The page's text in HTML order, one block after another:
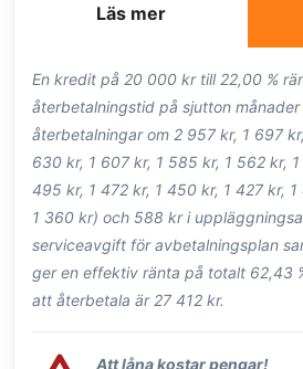
Läs mer
En kredit på 20 000 kr till 22,00 %
återbetalningstid på sjutton
återbetalningar om 2 957 kr, 1 697
630 kr, 1 607 kr, 1 585 kr, 1 562 kr,
495 kr, 1 472 kr, 1 450 kr, 1 427 kr,
1 360 kr) och 588 kr i
serviceavgift för avbetalningsplan
ger en effektiv ränta på totalt 62,43
att återbetala är 27 412 kr.
Att låna kostar pengar!